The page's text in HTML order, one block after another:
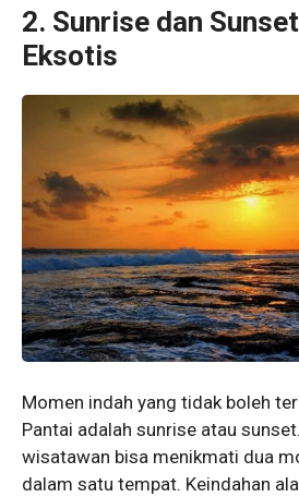
2. Sunrise dan
Eksotis
Momen indah yang tidak boleh
Pantai adalah sunrise atau
wisatawan bisa menikmati dua
dalam satu tempat. Keindahan